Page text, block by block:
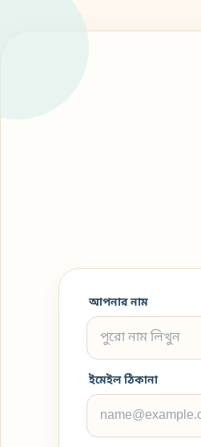
আপনার নাম
ইমেইল ঠিকানা